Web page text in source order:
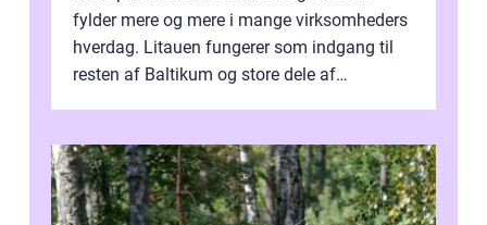
fylder mere og mere i mange virksomheders
hverdag. Litauen fungerer som indgang til
resten af Baltikum og store dele af